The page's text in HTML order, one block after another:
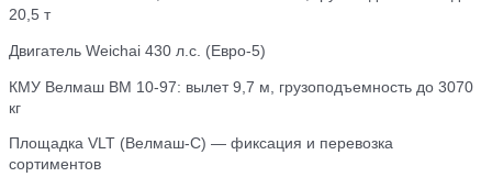
20,5 т
Двигатель Weichai 430 л.с. (Евро-5)
КМУ Велмаш ВМ 10-97: вылет 9,7 м, грузоподъемность до 3070
кг
Площадка VLT (Велмаш-С) — фиксация и перевозка
сортиментов